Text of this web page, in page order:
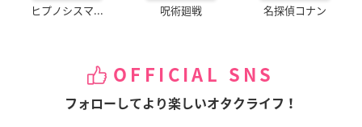
ヒプノシスマ... 呪術廻戦 名探偵コナン
OFFICIAL SNS
フォローしてより楽しいオタクライフ！